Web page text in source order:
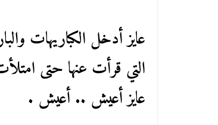
عايز أدخل الكباريهات
التي قرأت عنها حتى
عايز أعيش .. أعيش .